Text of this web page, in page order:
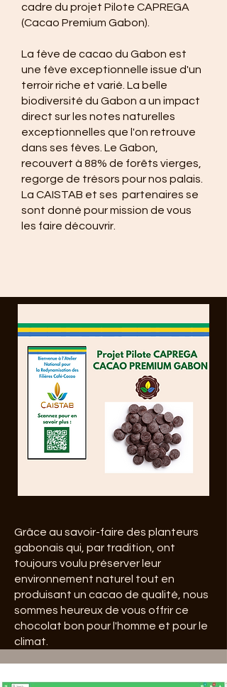
cadre du projet Pilote CAPREGA
(Cacao Premium Gabon).
La fève de cacao du Gabon est
une fève exceptionnelle issue d'un
terroir riche et varié. La belle
biodiversité du Gabon a un impact
direct sur les notes naturelles
exceptionnelles que l'on retrouve
dans ses fèves. Le Gabon,
recouvert à 88% de forêts vierges,
regorge de trésors pour nos palais.
La CAISTAB et ses partenaires se
sont donné pour mission de vous
les faire découvrir.
Grâce au savoir-faire des planteurs
gabonais qui, par tradition, ont
toujours voulu préserver leur
environnement naturel tout en
produisant un cacao de qualité, nous
sommes heureux de vous offrir ce
chocolat bon pour l'homme et pour le
climat.